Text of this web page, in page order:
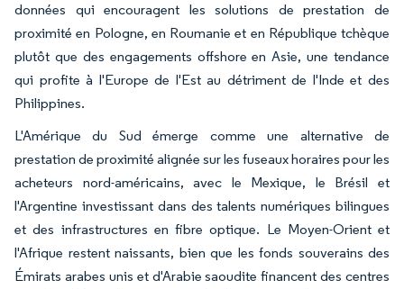
données qui encouragent les solutions de prestation de
proximité en Pologne, en Roumanie et en République tchèque
plutôt que des engagements offshore en Asie, une tendance
qui profite à l'Europe de l'Est au détriment de l'Inde et des
Philippines.
L'Amérique du Sud émerge comme une alternative de
prestation de proximité alignée sur les fuseaux horaires pour les
acheteurs nord-américains, avec le Mexique, le Brésil et
l'Argentine investissant dans des talents numériques bilingues
et des infrastructures en fibre optique. Le Moyen-Orient et
l'Afrique restent naissants, bien que les fonds souverains des
Émirats arabes unis et d'Arabie saoudite financent des centres